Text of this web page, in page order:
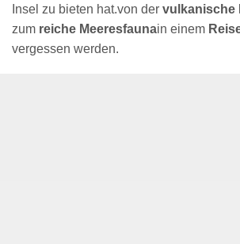
Insel zu bieten hat.von der vulkanische
zum reiche Meeresfaunain einem
vergessen werden.